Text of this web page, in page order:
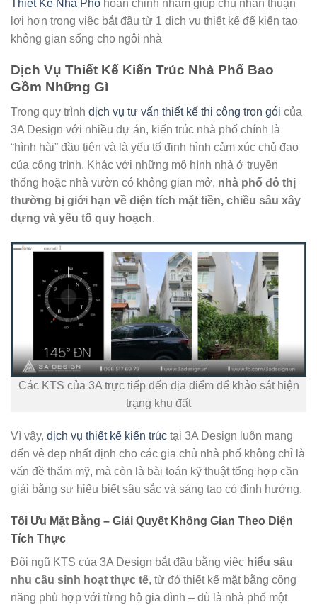
Thiết Kế Nhà Phố hoàn chỉnh nhằm giúp chủ nhân thuận
lợi hơn trong việc bắt đầu từ 1 dịch vụ thiết kế để kiến tạo
không gian sống cho ngôi nhà
Dịch Vụ Thiết Kế Kiến Trúc Nhà Phố Bao
Gồm Những Gì
Trong quy trình dịch vụ tư vấn thiết kế thi công trọn gói của
3A Design với nhiều dự án, kiến trúc nhà phố chính là
“hình hài” đầu tiên và là yếu tố định hình cảm xúc chủ đạo
của công trình. Khác với những mô hình nhà ở truyền
thống hoặc nhà vườn có không gian mở, nhà phố đô thị
thường bị giới hạn về diện tích mặt tiền, chiều sâu xây
dựng và yếu tố quy hoạch.
Các KTS của 3A trực tiếp đến địa điểm để khảo sát hiện
trạng khu đất
Vì vậy, dịch vụ thiết kế kiến trúc tại 3A Design luôn mang
đến vẻ đẹp nhất định cho các gia chủ nhà phố không chỉ là
vấn đề thẩm mỹ, mà còn là bài toán kỹ thuật tổng hợp cần
giải bằng sự hiểu biết sâu sắc và sáng tạo có định hướng.
Tối Ưu Mặt Bằng – Giải Quyết Không Gian Theo Diện
Tích Thực
Đội ngũ KTS của 3A Design bắt đầu bằng việc hiểu sâu
nhu cầu sinh hoạt thực tế, từ đó thiết kế mặt bằng công
năng phù hợp với từng hộ gia đình – dù là nhà phố một